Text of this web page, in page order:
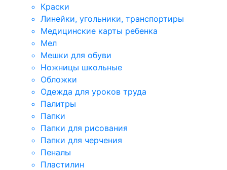
Краски
Линейки, угольники, транспортиры
Медицинские карты ребенка
Мел
Мешки для обуви
Ножницы школьные
Обложки
Одежда для уроков труда
Палитры
Папки
Папки для рисования
Папки для черчения
Пеналы
Пластилин